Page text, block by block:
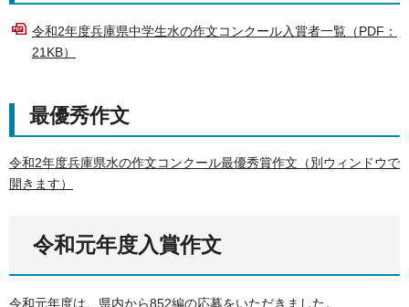
令和2年度兵庫県中学生水の作文コンクール入賞者一覧（PDF：
21KB）
最優秀作文
令和2年度兵庫県水の作文コンクール最優秀賞作文（別ウィンドウで
開きます）
令和元年度入賞作文
令和元年度は、県内から852編の応募をいただきました。